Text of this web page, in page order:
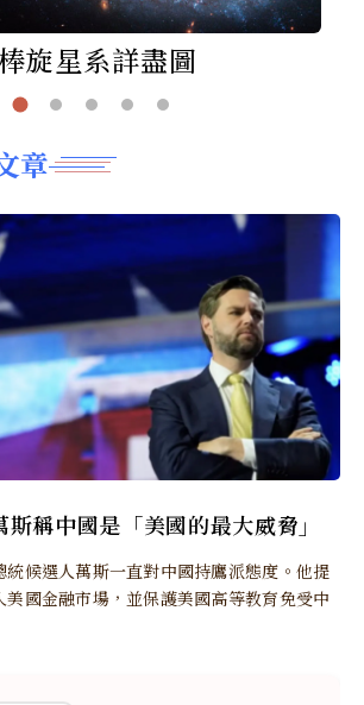
旋星系詳盡圖
章
稱中國是「美國的最大威脅」
統候選人萬斯一直對中國持鷹派態度。他提
美國金融市場，並保護美國高等教育免受中